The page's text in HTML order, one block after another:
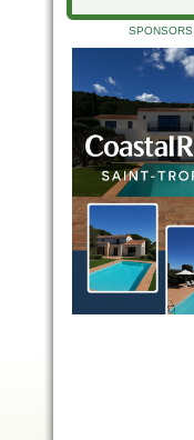
SPONSORS